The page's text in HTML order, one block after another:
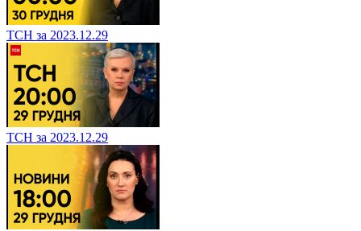
ТСН за 2023.12.29
ТСН за 2023.12.29